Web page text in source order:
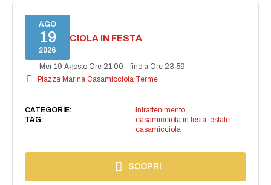
AGO
19
2026
CASAMICCIOLA IN FESTA
Mer 19 Agosto Ore 21:00 -fino a Ore 23:59
Piazza Marina Casamicciola Terme
CATEGORIE:
Intrattenimento
TAG:
casamicciola in festa estate
casamicciola
SCOPRI